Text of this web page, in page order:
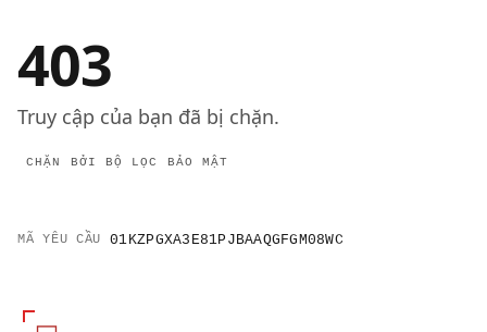
403
Truy cập của bạn đã bị chặn.
CHẶN BỞI BỘ LỌC BẢO MẬT
MÃ YÊU CẦU 01KZPGXA3E81PJBAAQGFGM08WC